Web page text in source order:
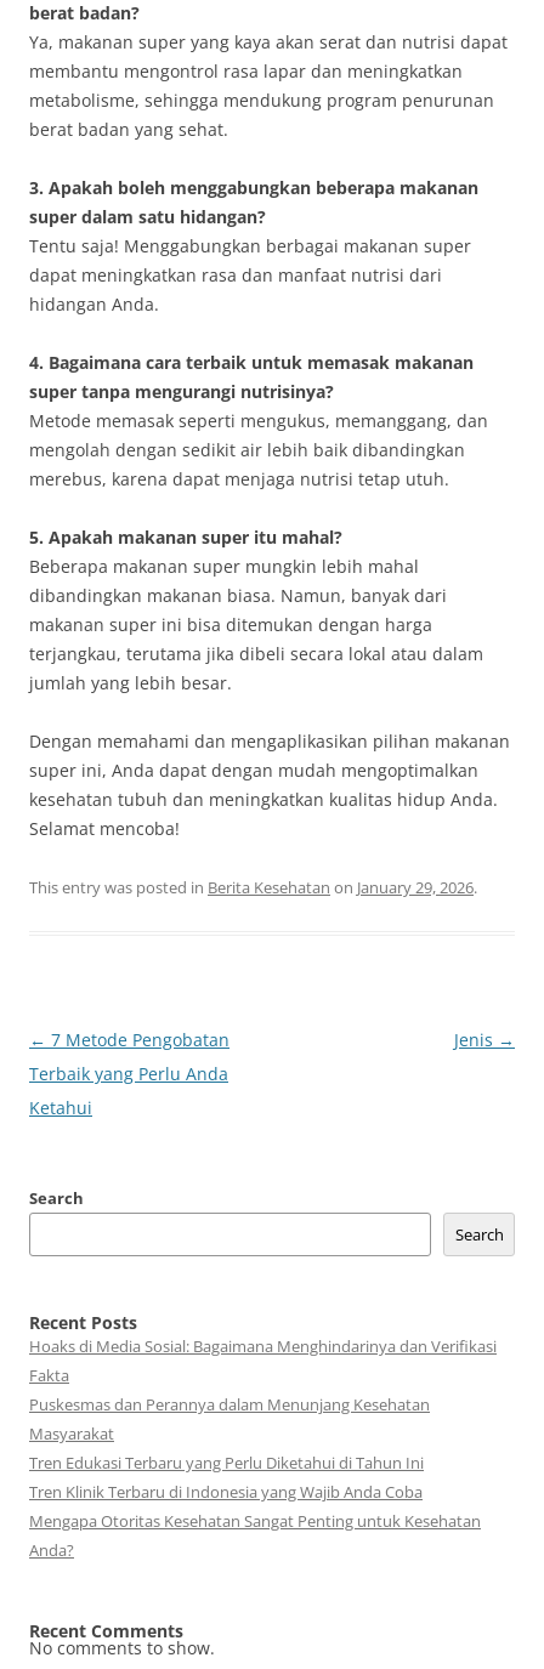
berat badan?
Ya, makanan super yang kaya akan serat dan nutrisi dapat
membantu mengontrol rasa lapar dan meningkatkan
metabolisme, sehingga mendukung program penurunan
berat badan yang sehat.
3. Apakah boleh menggabungkan beberapa makanan
super dalam satu hidangan?
Tentu saja! Menggabungkan berbagai makanan super
dapat meningkatkan rasa dan manfaat nutrisi dari
hidangan Anda.
4. Bagaimana cara terbaik untuk memasak makanan
super tanpa mengurangi nutrisinya?
Metode memasak seperti mengukus, memanggang, dan
mengolah dengan sedikit air lebih baik dibandingkan
merebus, karena dapat menjaga nutrisi tetap utuh.
5. Apakah makanan super itu mahal?
Beberapa makanan super mungkin lebih mahal
dibandingkan makanan biasa. Namun, banyak dari
makanan super ini bisa ditemukan dengan harga
terjangkau, terutama jika dibeli secara lokal atau dalam
jumlah yang lebih besar.
Dengan memahami dan mengaplikasikan pilihan makanan
super ini, Anda dapat dengan mudah mengoptimalkan
kesehatan tubuh dan meningkatkan kualitas hidup Anda.
Selamat mencoba!
This entry was posted in Berita Kesehatan on January 29, 2026.
Post
navigation
← 7 Metode Pengobatan
Terbaik yang Perlu Anda
Ketahui
Jenis →
Search
Search
Recent Posts
Hoaks di Media Sosial: Bagaimana Menghindarinya dan Verifikasi
Fakta
Puskesmas dan Perannya dalam Menunjang Kesehatan
Masyarakat
Tren Edukasi Terbaru yang Perlu Diketahui di Tahun Ini
Tren Klinik Terbaru di Indonesia yang Wajib Anda Coba
Mengapa Otoritas Kesehatan Sangat Penting untuk Kesehatan
Anda?
Recent Comments
No comments to show.